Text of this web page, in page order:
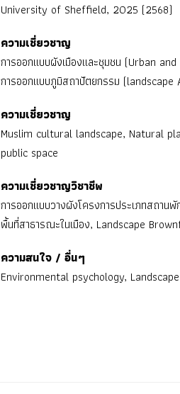
University of Sheffield, 2025 (2568)
ความเชี่ยวชาญ
การออกแบบผังเมืองและชุมชน (Urban
การออกแบบภูมิสถาปัตยกรรม
ความเชี่ยวชาญ
Muslim cultural landscape, Natural
public space
ความเชี่ยวชาญวิชาชีพ
การออกแบบวางผังโครงการประเภทสถาน
พื้นที่สาธารณะในเมือง, Landscape
ความสนใจ / อื่นๆ
Environmental psychology,